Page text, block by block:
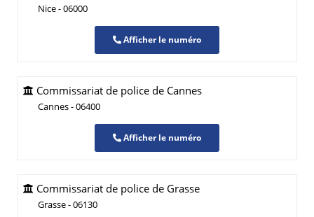
Nice - 06000
Afficher le numéro
Commissariat de police de Cannes
Cannes - 06400
Afficher le numéro
Commissariat de police de Grasse
Grasse - 06130